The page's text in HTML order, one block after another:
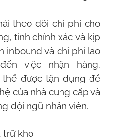
theo dõi chi phí cho
tính chính xác và kịp
inbound và chi phí lao
việc nhận hàng.
thể được tận dụng để
của nhà cung cấp và
đội ngũ nhân viên.
trữ kho